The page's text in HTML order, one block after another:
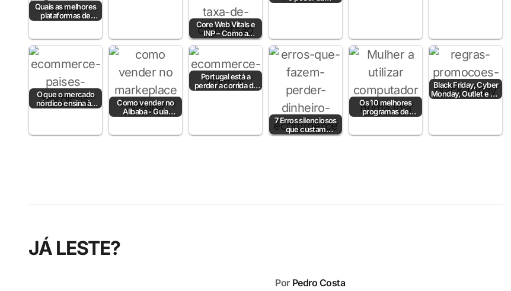
Quais as melhores
plataformas de
pagamento em
Core Web Vitals e
INP – Como a
Velocidade e
Interatividade do…
psicologia da cor
O que o mercado
nórdico ensina às
lojas online
Como vender no
Alibaba - Guia
Completo para
Portugal
Portugal está a
perder a corrida da
IA no e-commerce
7 Erros silenciosos
que custam
milhares ao
Os 10 melhores
programas de
faturação para lojas
Black Friday, Cyber
Monday, Outlet e Dia
sem IVA! Posso
JÁ LESTE?
Por Pedro Costa